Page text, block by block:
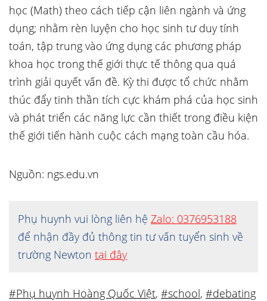
học (Math) theo cách tiếp cận liên ngành và ứng
dụng; nhằm rèn luyện cho học sinh tư duy tính
toán, tập trung vào ứng dụng các phương pháp
khoa học trong thế giới thực tế thông qua quá
trình giải quyết vấn đề. Kỳ thi được tổ chức nhằm
thúc đẩy tinh thần tích cực khám phá của học sinh
và phát triển các năng lực cần thiết trong điều kiện
thế giới tiến hành cuộc cách mạng toàn cầu hóa.
Nguồn: ngs.edu.vn
Phụ huynh vui lòng liên hệ Zalo: 0376953188
để nhận đầy đủ thông tin tư vấn tuyển sinh về
trường Newton tại đây
#Phụ huynh Hoàng Quốc Việt, #school, #debating